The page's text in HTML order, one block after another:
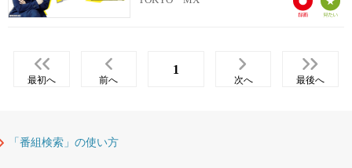
最初へ 前へ
1
次へ 最後へ
「番組検索」の使い方